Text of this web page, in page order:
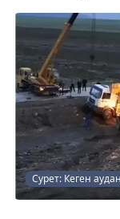
Сурет: Кеген